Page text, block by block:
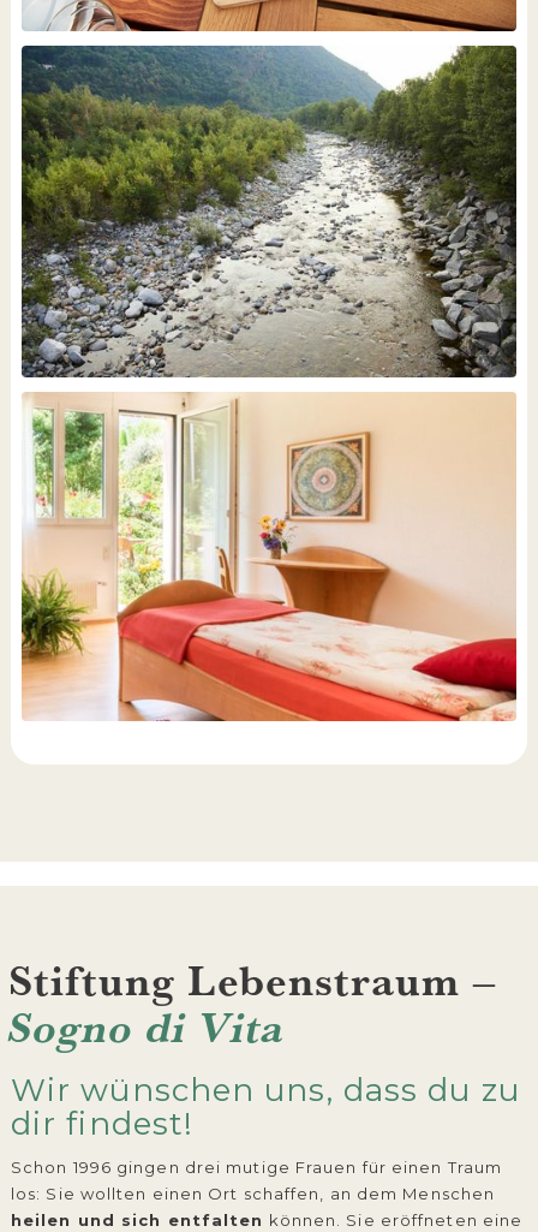
Stiftung Lebenstraum –
Sogno di Vita
Wir wünschen uns, dass du zu
dir findest!
Schon 1996 gingen drei mutige Frauen für einen Traum
los: Sie wollten einen Ort schaffen, an dem Menschen
heilen und sich entfalten können. Sie eröffneten eine